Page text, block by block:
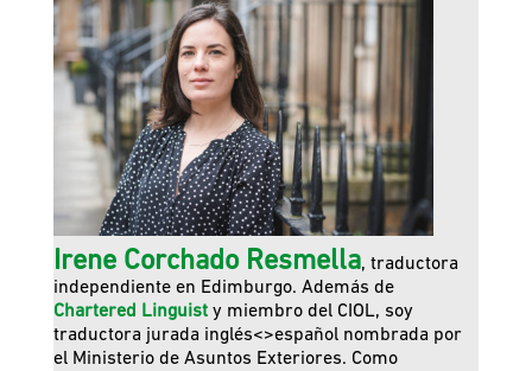
Irene Corchado Resmella, traductora
independiente en Edimburgo. Además de
Chartered Linguisty miembro del CIOL, soy
traductora jurada inglés<>español nombrada por
el Ministerio de Asuntos Exteriores. Como